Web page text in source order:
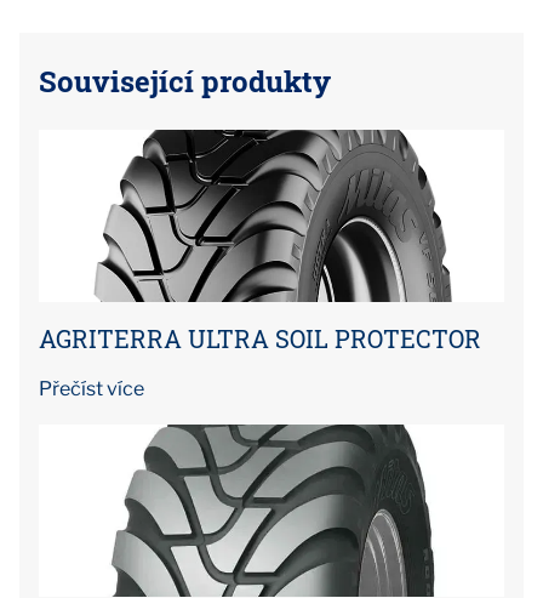
Související produkty
AGRITERRA ULTRA SOIL PROTECTOR
Přečíst více